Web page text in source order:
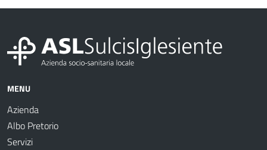
MENU
Azienda
Albo Pretorio
Servizi